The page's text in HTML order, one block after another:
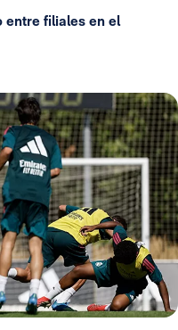
entre filiales en el